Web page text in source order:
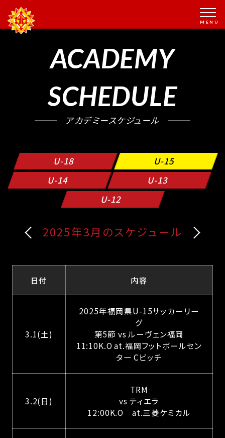
ACADEMY
SCHEDULE
アカデミースケジュール
U-18
U-15
U-14
U-13
U-12
2025年3月のスケジュール
日付 内容
3.1(土)
2025年福岡県U-15サッカーリー
グ
第5節 vs ルーヴェン福岡
11:10K.O at.福岡フットボールセン
ター Cピッチ
3.2(日)
TRM
vs ティエラ
12:00K.O at.三菱ケミカル